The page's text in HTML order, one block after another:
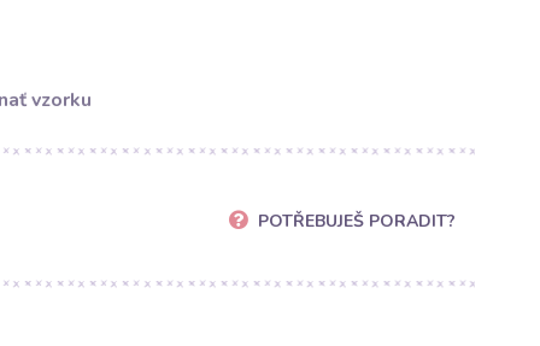
vzorku
POTŘEBUJEŠ PORADIT?